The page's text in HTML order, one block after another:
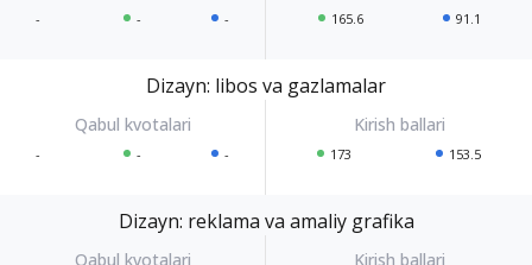
- - - 165.6 91.1
Dizayn: libos va gazlamalar
- - - 173 153.5
Dizayn: reklama va amaliy grafika